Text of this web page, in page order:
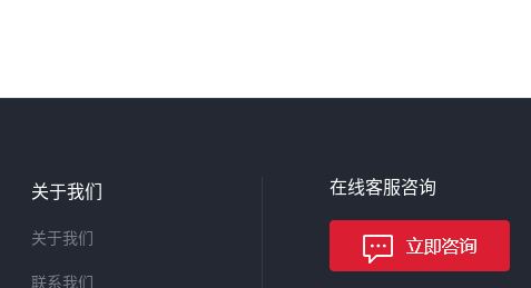
关于我们
关于我们
联系我们
在线客服咨询